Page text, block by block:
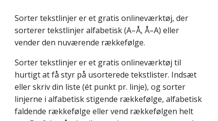
Sorter tekstlinjer er et gratis onlineværktøj, der
sorterer tekstlinjer alfabetisk (A–Å, Å–A) eller
vender den nuværende rækkefølge.
Sorter tekstlinjer er et gratis onlineværktøj til
hurtigt at få styr på usorterede tekstlister. Indsæt
eller skriv din liste (ét punkt pr. linje), og sorter
linjerne i alfabetisk stigende rækkefølge, alfabetisk
faldende rækkefølge eller vend rækkefølgen helt